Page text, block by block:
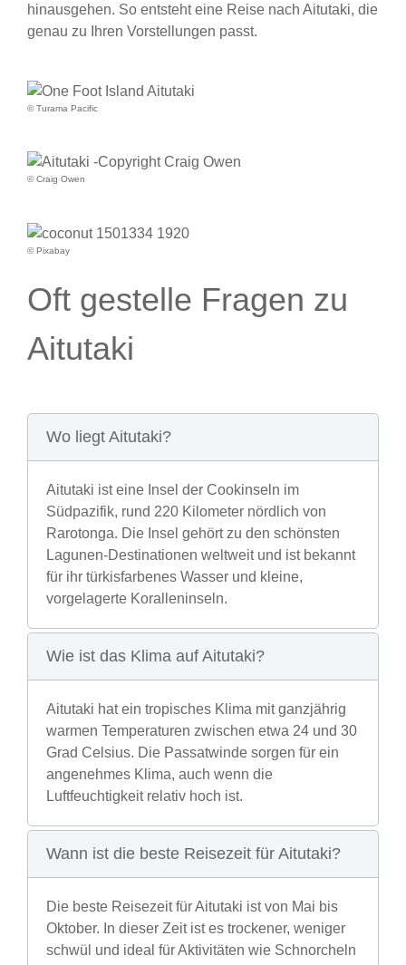
hinausgehen. So entsteht eine Reise nach Aitutaki, die
genau zu Ihren Vorstellungen passt.
© Turama Pacific
© Craig Owen
© Pixabay
Oft gestelle Fragen zu
Aitutaki
Wo liegt Aitutaki?
Aitutaki ist eine Insel der Cookinseln im
Südpazifik, rund 220 Kilometer nördlich von
Rarotonga. Die Insel gehört zu den schönsten
Lagunen-Destinationen weltweit und ist bekannt
für ihr türkisfarbenes Wasser und kleine,
vorgelagerte Koralleninseln.
Wie ist das Klima auf Aitutaki?
Aitutaki hat ein tropisches Klima mit ganzjährig
warmen Temperaturen zwischen etwa 24 und 30
Grad Celsius. Die Passatwinde sorgen für ein
angenehmes Klima, auch wenn die
Luftfeuchtigkeit relativ hoch ist.
Wann ist die beste Reisezeit für Aitutaki?
Die beste Reisezeit für Aitutaki ist von Mai bis
Oktober. In dieser Zeit ist es trockener, weniger
schwül und ideal für Aktivitäten wie Schnorcheln